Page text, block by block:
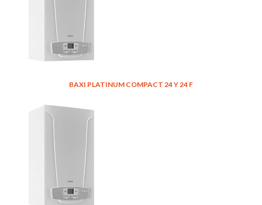
BAXI PLATINUM COMPACT 24 Y 24 F